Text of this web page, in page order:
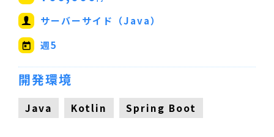
サーバーサイド（Java）
週5
開発環境
Java Kotlin Spring Boot